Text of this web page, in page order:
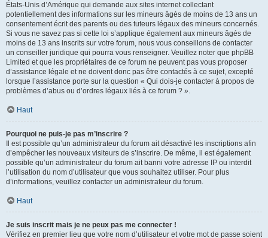
États-Unis d’Amérique qui demande aux sites internet collectant
potentiellement des informations sur les mineurs âgés de moins de 13 ans un
consentement écrit des parents ou des tuteurs légaux des mineurs concernés.
Si vous ne savez pas si cette loi s’applique également aux mineurs âgés de
moins de 13 ans inscrits sur votre forum, nous vous conseillons de contacter
un conseiller juridique qui pourra vous renseigner. Veuillez noter que phpBB
Limited et que les propriétaires de ce forum ne peuvent pas vous proposer
d’assistance légale et ne doivent donc pas être contactés à ce sujet, excepté
lorsque l’assistance porte sur la question « Qui dois-je contacter à propos de
problèmes d’abus ou d’ordres légaux liés à ce forum ? ».
Haut
Pourquoi ne puis-je pas m’inscrire ?
Il est possible qu’un administrateur du forum ait désactivé les inscriptions afin
d’empêcher les nouveaux visiteurs de s’inscrire. De même, il est également
possible qu’un administrateur du forum ait banni votre adresse IP ou interdit
l’utilisation du nom d’utilisateur que vous souhaitez utiliser. Pour plus
d’informations, veuillez contacter un administrateur du forum.
Haut
Je suis inscrit mais je ne peux pas me connecter !
Vérifiez en premier lieu que votre nom d’utilisateur et votre mot de passe soient